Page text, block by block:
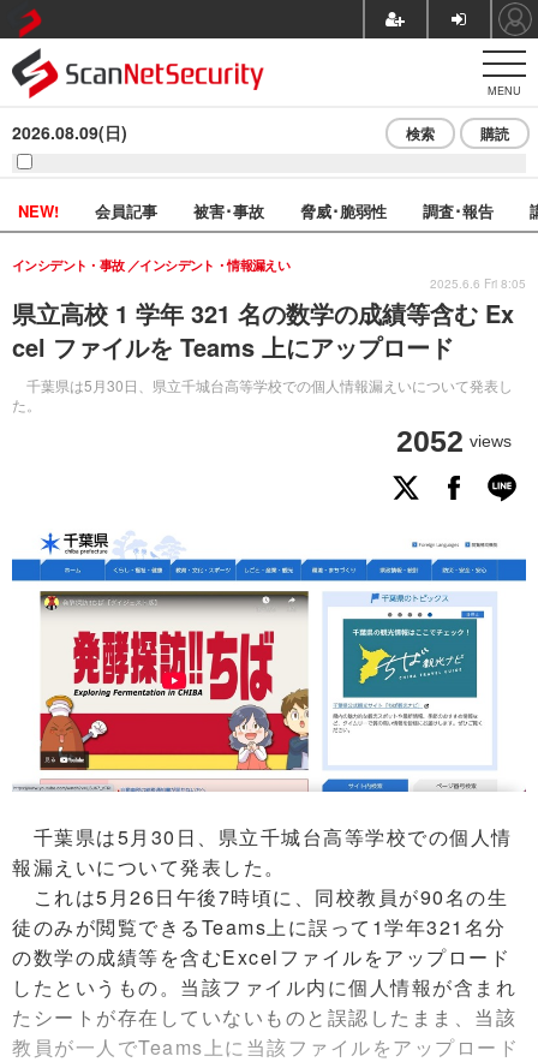
MENU
2026.08.09(日) 検索 購読
NEW! 会員記事 被害･事故 脅威･脆弱性 調査･報告
県立高校 1 学年 321 名の数学の成績等含む Ex
cel ファイルを Teams 上にアップロード
千葉県は5月30日、県立千城台高等学校での個人情報漏えいについて発表し
た。
インシデント・事故 インシデント・情報漏えい
2052 views
2025.6.6 Fri 8:05
千葉県は5月30日、県立千城台高等学校での個人情
報漏えいについて発表した。
これは5月26日午後7時頃に、同校教員が90名の生
徒のみが閲覧できるTeams上に誤って1学年321名分
の数学の成績等を含むExcelファイルをアップロード
したというもの。当該ファイル内に個人情報が含まれ
たシートが存在していないものと誤認したまま、当該
教員が一人でTeams上に当該ファイルをアップロード